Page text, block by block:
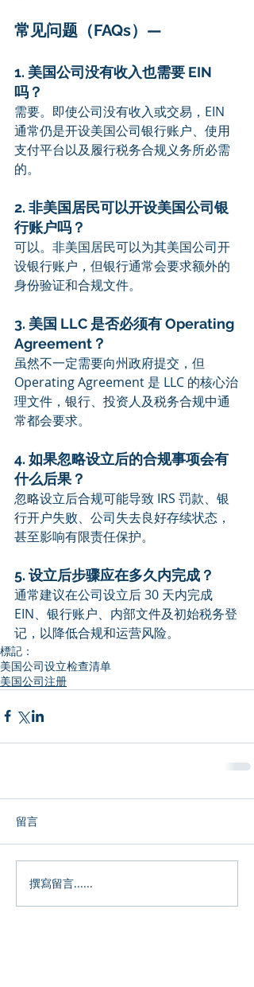
常见问题（FAQs）—
1. 美国公司没有收入也需要 EIN
吗？
需要。即使公司没有收入或交易，EIN
通常仍是开设美国公司银行账户、使用
支付平台以及履行税务合规义务所必需
的。
2. 非美国居民可以开设美国公司银
行账户吗？
可以。非美国居民可以为其美国公司开
设银行账户，但银行通常会要求额外的
身份验证和合规文件。
3. 美国 LLC 是否必须有 Operating
Agreement？
虽然不一定需要向州政府提交，但
Operating Agreement 是 LLC 的核心治
理文件，银行、投资人及税务合规中通
常都会要求。
4. 如果忽略设立后的合规事项会有
什么后果？
忽略设立后合规可能导致 IRS 罚款、银
行开户失败、公司失去良好存续状态，
甚至影响有限责任保护。
5. 设立后步骤应在多久内完成？
通常建议在公司设立后 30 天内完成
EIN、银行账户、内部文件及初始税务登
记，以降低合规和运营风险。
標記：
美国公司设立检查清单
美国公司注册
留言
撰寫留言......